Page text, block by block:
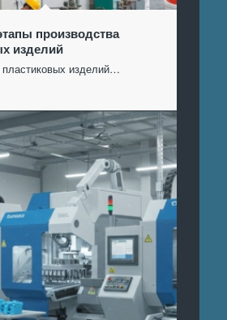
производства
изделий
пластиковых изделий…